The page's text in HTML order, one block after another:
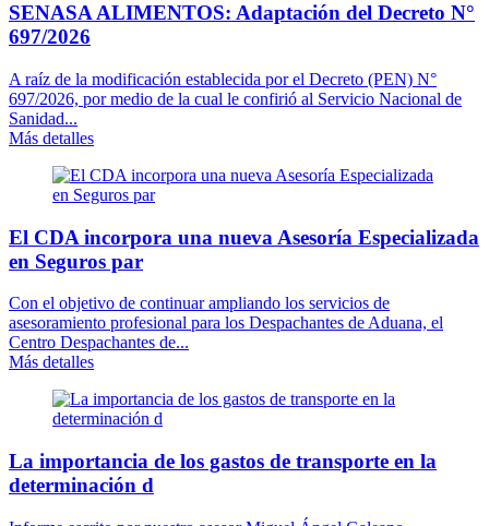
SENASA ALIMENTOS: Adaptación del Decreto N°
697/2026
A raíz de la modificación establecida por el Decreto (PEN) N°
697/2026, por medio de la cual le confirió al Servicio Nacional de
Sanidad...
Más detalles
El CDA incorpora una nueva Asesoría Especializada
en Seguros par
Con el objetivo de continuar ampliando los servicios de
asesoramiento profesional para los Despachantes de Aduana, el
Centro Despachantes de...
Más detalles
La importancia de los gastos de transporte en la
determinación d